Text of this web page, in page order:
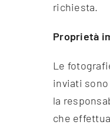
richiesta.
Proprietà
Le
inviati
la
che